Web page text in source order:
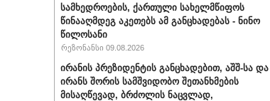
სამხედროების, ქართული სახელმწიფოს
წინააღმდეგ აკეთებს ამ განცხადებას - ნინო
წილოსანი
რეზონანსი 09.08.2026
ირანის პრეზიდენტის განცხადებით, აშშ-სა და
ირანს შორის სამშვიდობო შეთანხმების
მისაღწევად, ბრძოლის ნაცვლად,